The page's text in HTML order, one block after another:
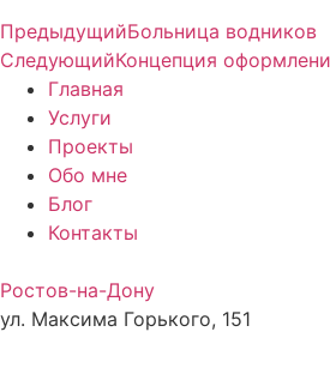
ПредыдущийБольница водников
СледующийКонцепция
Главная
Услуги
Проекты
Обо мне
Блог
Контакты
Ростов-на-Дону
ул. Максима Горького, 151